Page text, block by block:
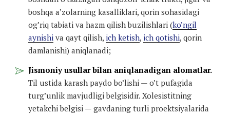
boshqa a’zolarning kasalliklari, qorin sohasidagi
og’riq tabiati va hazm qilish buzilishlari (ko’ngil
aynishi va qayt qilish, ich ketish, ich qotishi, qorin
damlanishi) aniqlanadi;
Jismoniy usullar bilan aniqlanadigan alomatlar.
Til ustida karash paydo bo’lishi — o’t pufagida
turg’unlik mavjudligi belgisidir. Xolesistitning
yetakchi belgisi — gavdaning turli proektsiyalarida